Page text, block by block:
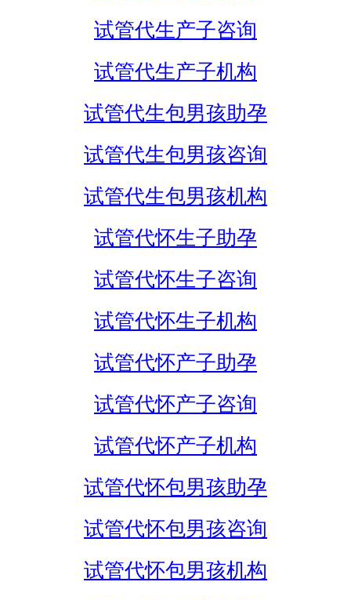
试管代生产子咨询
试管代生产子机构
试管代生包男孩助孕
试管代生包男孩咨询
试管代生包男孩机构
试管代怀生子助孕
试管代怀生子咨询
试管代怀生子机构
试管代怀产子助孕
试管代怀产子咨询
试管代怀产子机构
试管代怀包男孩助孕
试管代怀包男孩咨询
试管代怀包男孩机构